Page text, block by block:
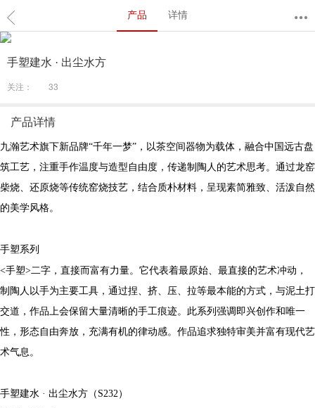
产品 详情
手塑建水 · 出尘水方
关注：
33
产品详情
九瀚艺术旗下新品牌“千年一梦”，以茶空间器物为载体，融合中国远古盘
筑工艺，注重手作温度与造型自由度，传递制陶人的艺术思考。通过龙窑
柴烧、还原烧等传统窑烧技艺，结合质朴材料，呈现素简雅致、活泼自然
的美学风格。
手塑系列
<手塑>二字，直接而富有力量。它代表着最原始、最直接的艺术冲动，
制陶人以手为主要工具，通过捏、挤、压、拉等最本能的方式，与泥土打
交道，作品上会保留大量清晰的手工痕迹。此系列强调即兴创作和唯一
性，形态自由奔放，充满有机的律动感。作品追求独特审美并富有现代艺
术气息。
手塑建水 · 出尘水方（S232）